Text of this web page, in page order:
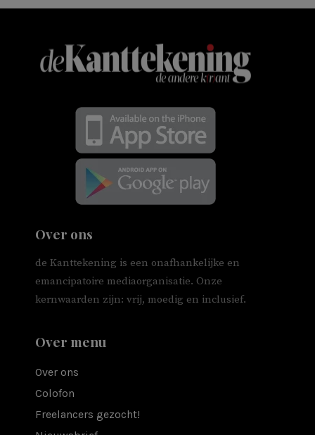
Over ons
de Kanttekening is een onafhankelijke en
emancipatoire mediaorganisatie. Onze
kernwaarden zijn: vrij, moedig en inclusief.
Over menu
Over ons
Colofon
Freelancers gezocht!